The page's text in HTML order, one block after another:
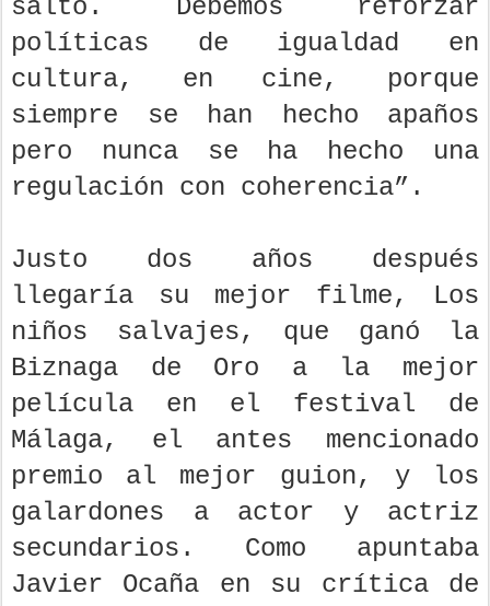
salto. Debemos reforzar
políticas de igualdad en
cultura, en cine, porque
siempre se han hecho apaños
pero nunca se ha hecho una
regulación con coherencia”.
Justo dos años después
llegaría su mejor filme, Los
niños salvajes, que ganó la
Biznaga de Oro a la mejor
película en el festival de
Málaga, el antes mencionado
premio al mejor guion, y los
galardones a actor y actriz
secundarios. Como apuntaba
Javier Ocaña en su crítica de